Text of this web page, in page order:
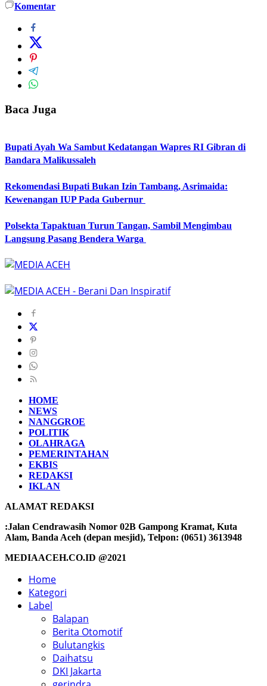
Komentar
Baca Juga
Bupati Ayah Wa Sambut Kedatangan Wapres RI Gibran di
Bandara Malikussaleh
Rekomendasi Bupati Bukan Izin Tambang, Asrimaida:
Kewenangan IUP Pada Gubernur
Polsekta Tapaktuan Turun Tangan, Sambil Mengimbau
Langsung Pasang Bendera Warga
HOME
NEWS
NANGGROE
POLITIK
OLAHRAGA
PEMERINTAHAN
EKBIS
REDAKSI
IKLAN
ALAMAT REDAKSI
:Jalan Cendrawasih Nomor 02B Gampong Kramat, Kuta
Alam, Banda Aceh (depan mesjid), Telpon: (0651) 3613948
MEDIAACEH.CO.ID @2021
Home
Kategori
Label
Balapan
Berita Otomotif
Bulutangkis
Daihatsu
DKI Jakarta